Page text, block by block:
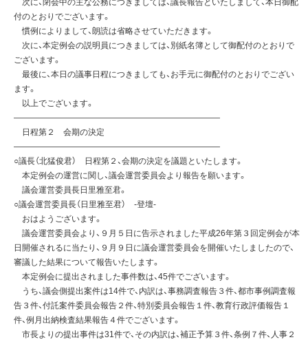
次に、閉会中の主な公務につきましては、議長報告といたしまして、本日御配
付のとおりでございます。
慣例によりまして、朗読は省略させていただきます。
次に、本定例会の説明員につきましては、別紙名簿として御配付のとおりで
ございます。
最後に、本日の議事日程につきましても、お手元に御配付のとおりでござい
ます。
以上でございます。
—————————————————————————
日程第２ 会期の決定
—————————————————————————
○議長（北猛俊君） 日程第２、会期の決定を議題といたします。
本定例会の運営に関し、議会運営委員会より報告を願います。
議会運営委員長日里雅至君。
○議会運営委員長（日里雅至君） -登壇-
おはようございます。
議会運営委員会より、９月５日に告示されました平成26年第３回定例会が本
日開催されるに当たり、９月９日に議会運営委員会を開催いたしましたので、
審議した結果について報告いたします。
本定例会に提出されました事件数は、45件でございます。
うち、議会側提出案件は14件で、内訳は、事務調査報告３件、都市事例調査報
告３件、付託案件委員会報告２件、特別委員会報告１件、教育行政評価報告１
件、例月出納検査結果報告４件でございます。
市長よりの提出事件は31件で、その内訳は、補正予算３件、条例７件、人事２